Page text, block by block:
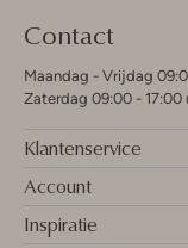
Contact
Maandag - Vrijdag
Zaterdag 09:00 - 17:00
Klantenservice
Account
Inspiratie